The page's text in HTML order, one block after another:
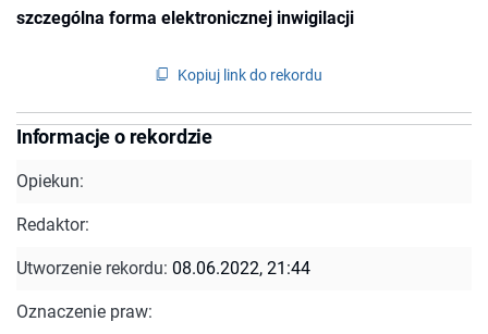
szczególna forma elektronicznej inwigilacji
Kopiuj link do rekordu
Informacje o rekordzie
Opiekun:
Redaktor:
Utworzenie rekordu: 08.06.2022, 21:44
Oznaczenie praw: